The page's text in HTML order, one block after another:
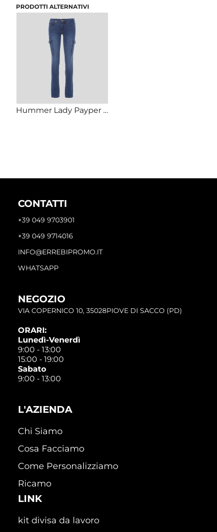
PRODOTTI ALTERNATIVI
Hummer Lady Payper Jeans donna elasticizzato tasconi laterali
CONTATTI
+39 049 9703901
+39 049 9714016
INFO@ERREBIPROMO.IT
WHATSAPP
NEGOZIO
VIA COPERNICO 10, 35028PIOVE DI SACCO (PD)
ORARI:
Lunedì-Venerdì
9:00 - 13:00
15:00 - 19:00
Sabato
9:00 - 13:00
L'AZIENDA
Chi Siamo
Cosa Facciamo
Come Personalizziamo
Ricamo
LINK
kit divisa da lavoro